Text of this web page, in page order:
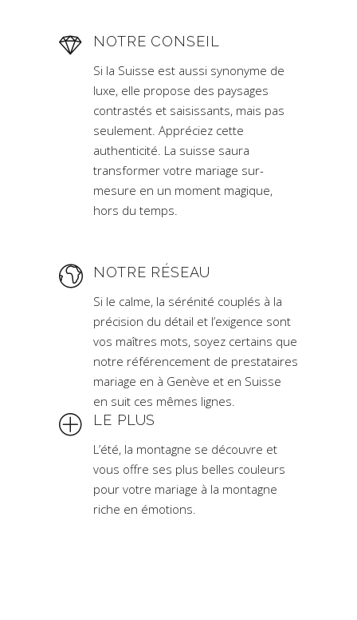
NOTRE CONSEIL
Si la Suisse est aussi synonyme de
luxe, elle propose des paysages
contrastés et saisissants, mais pas
seulement. Appréciez cette
authenticité. La suisse saura
transformer votre mariage sur-
mesure en un moment magique,
hors du temps.
NOTRE RÉSEAU
Si le calme, la sérénité couplés à la
précision du détail et l’exigence sont
vos maîtres mots, soyez certains que
notre référencement de prestataires
mariage en à Genève et en Suisse
en suit ces mêmes lignes.
LE PLUS
L’été, la montagne se découvre et
vous offre ses plus belles couleurs
pour votre mariage à la montagne
riche en émotions.